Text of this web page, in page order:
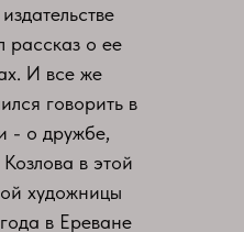
рассказ о ее
И все же
говорить в
- о дружбе,
в этой
художницы
в Ереване